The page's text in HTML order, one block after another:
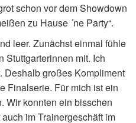
schon vor dem Showdown
zu Hause ´ne Party“.
leer. Zunächst einmal fühle
Stuttgarterinnen mit. Ich
großes Kompliment
Finalserie. Für mich ist ein
Wir konnten ein bisschen
im Trainergeschäft im